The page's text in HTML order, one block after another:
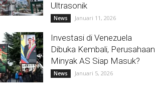
Ultrasonik
News Januari 11, 2026
Investasi di Venezuela
Dibuka Kembali, Perusahaan
Minyak AS Siap Masuk?
News Januari 5, 2026